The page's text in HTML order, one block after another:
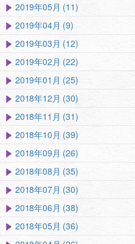
2019年05月 (11)
2019年04月 (9)
2019年03月 (12)
2019年02月 (22)
2019年01月 (25)
2018年12月 (30)
2018年11月 (31)
2018年10月 (39)
2018年09月 (26)
2018年08月 (35)
2018年07月 (30)
2018年06月 (38)
2018年05月 (36)